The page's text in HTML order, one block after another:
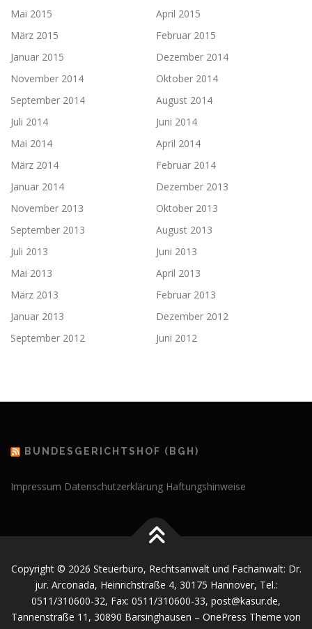
Mai 2015
April 2015
März 2015
Februar 2015
Januar 2015
Dezember 2014
November 2014
Oktober 2014
September 2014
August 2014
Juli 2014
Juni 2014
Mai 2014
April 2014
März 2014
Februar 2014
Januar 2014
Dezember 2013
November 2013
Oktober 2013
September 2013
August 2013
Juli 2013
Juni 2013
Mai 2013
April 2013
März 2013
Februar 2013
Januar 2013
Dezember 2012
September 2012
Juni 2012
BUNDESGERICHTSHOF (BGH)
Impressum Datenschutzerklärung Haftungshinweise
Copyright © 2026 Steuerbüro, Rechtsanwalt und Fachanwalt: Dr.
jur. Arconada, Heinrichstraße 4, 30175 Hannover, Tel.:
0511/310600-32, Fax: 0511/310600-33, post@kasur.de,
Tannenstraße 11, 30890 Barsinghausen – OnePress Theme von